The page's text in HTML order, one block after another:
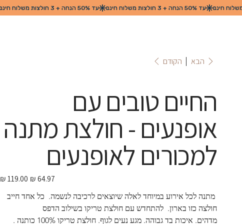
הקודם הבא
החיים טובים עם
אופנעים - חולצת מתנה
למכורים לאופנעים
מחיר
מקורי
מחיר
מבצע
מתנה לכל אירוע במיוחד לאלה שיוצאים לרכיבה לנשמה.  כל אחד חייב
חולצה כזו בארון.  להתחדש עם חולצת טריקו בשילוב הדפס
מדהים. איכות בד גבוהה. מגע נעים לגוף. חולצת טריקו 100% כותנה .